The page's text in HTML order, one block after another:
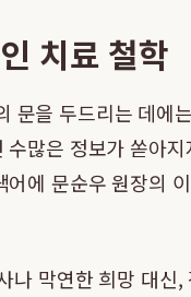
치료 철학
문을 두드리는 데에
많은 정보가 쏟아
어에 문순우 원장의
막연한 희망 대